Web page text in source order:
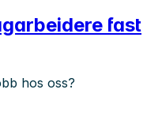
fast
hos oss?